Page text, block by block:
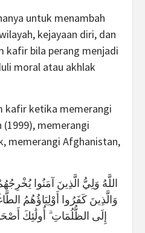
untuk menambah
kejayaan diri, dan
kafir bila perang menjadi
moral atau akhlak
kafir ketika memerangi
memerangi
memerangi Afghanistan,
اللَّهُ وَلِيُّ الَّذِينَ آمَنُوا
وَالَّذِينَ كَفَرُوا أَوْلِيَاؤُهُمُ
إِلَى الظُّلُمَاتِ ۗ أُولَٰئِكَ